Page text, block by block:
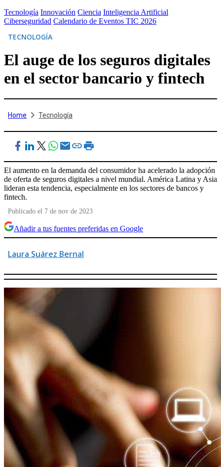
Tecnología Innovación Ciencia Inteligencia Artificial
Ciberseguridad Calendario de Eventos TIC 2026
TECNOLOGÍA
El auge de los seguros digitales
en el sector bancario y fintech
Home Tecnología
El aumento en la demanda del consumidor ha acelerado la adopción
de oferta de seguros digitales a nivel mundial. América Latina y Asia
lideran esta tendencia, especialmente en los sectores de bancos y
fintech.
Publicado el 7 de nov de 2023
Añadir a tus fuentes preferidas en Google
Laura Suárez Bernal